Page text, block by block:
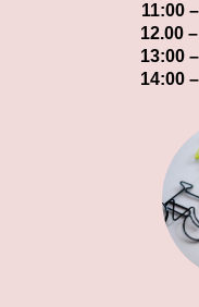
11:00
12.00
13:00
14:00